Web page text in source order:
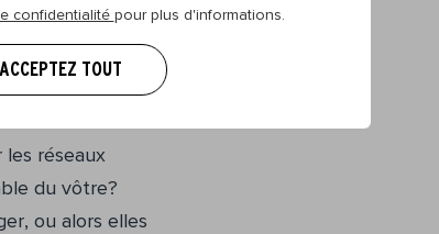
confidentialité pour plus d'informations.
ACCEPTEZ TOUT
réseaux
du vôtre?
ou alors elles